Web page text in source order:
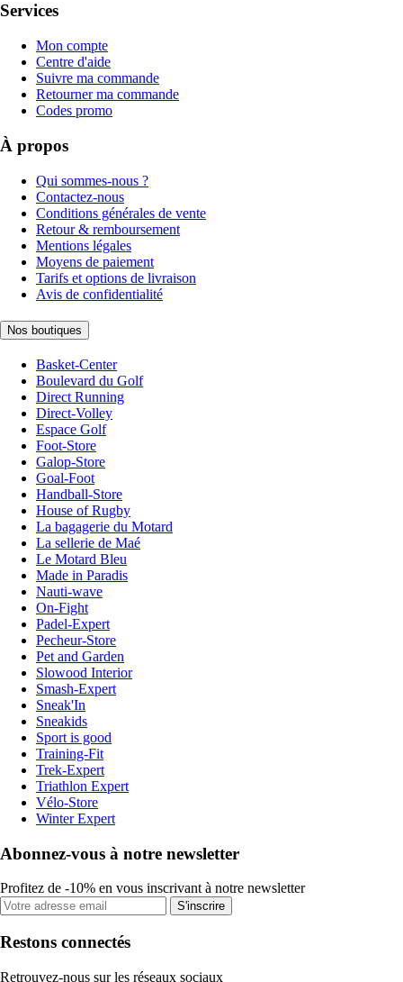
Services
Mon compte
Centre d'aide
Suivre ma commande
Retourner ma commande
Codes promo
À propos
Qui sommes-nous ?
Contactez-nous
Conditions générales de vente
Retour & remboursement
Mentions légales
Moyens de paiement
Tarifs et options de livraison
Avis de confidentialité
Nos boutiques
Basket-Center
Boulevard du Golf
Direct Running
Direct-Volley
Espace Golf
Foot-Store
Galop-Store
Goal-Foot
Handball-Store
House of Rugby
La bagagerie du Motard
La sellerie de Maé
Le Motard Bleu
Made in Paradis
Nauti-wave
On-Fight
Padel-Expert
Pecheur-Store
Pet and Garden
Slowood Interior
Smash-Expert
Sneak'In
Sneakids
Sport is good
Training-Fit
Trek-Expert
Triathlon Expert
Vélo-Store
Winter Expert
Abonnez-vous à notre newsletter
Profitez de -10% en vous inscrivant à notre newsletter
S'inscrire
Restons connectés
Retrouvez-nous sur les réseaux sociaux